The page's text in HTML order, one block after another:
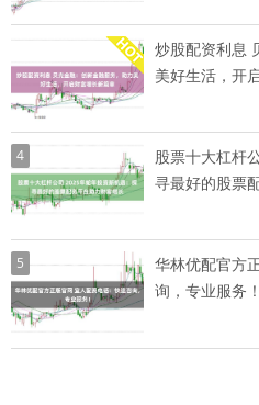
炒股配资利息
美好生活，开
4
股票十大杠杆
寻最好的股票
5
华林优配官方
询，专业服务！